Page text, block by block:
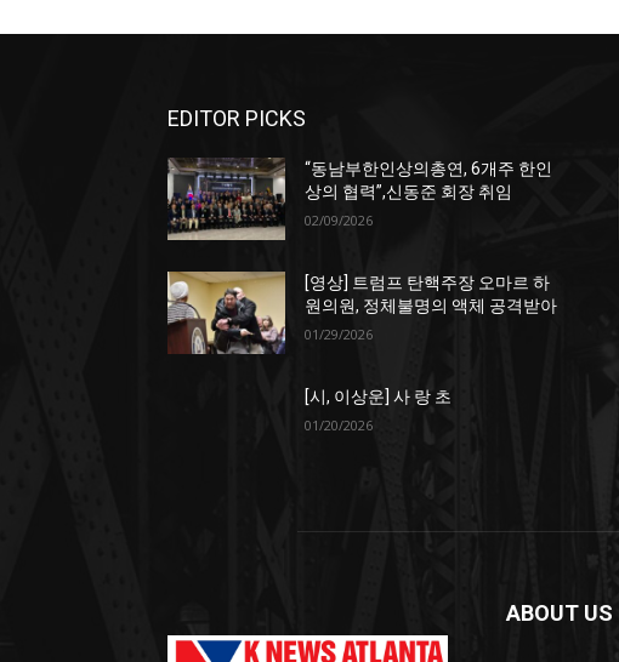
EDITOR PICKS
“동남부한인상의총연, 6개주 한인
상의 협력”,신동준 회장 취임
02/09/2026
[영상] 트럼프 탄핵주장 오마르 하
원의원, 정체불명의 액체 공격받아
01/29/2026
[시, 이상운] 사 랑 초
01/20/2026
ABOUT US